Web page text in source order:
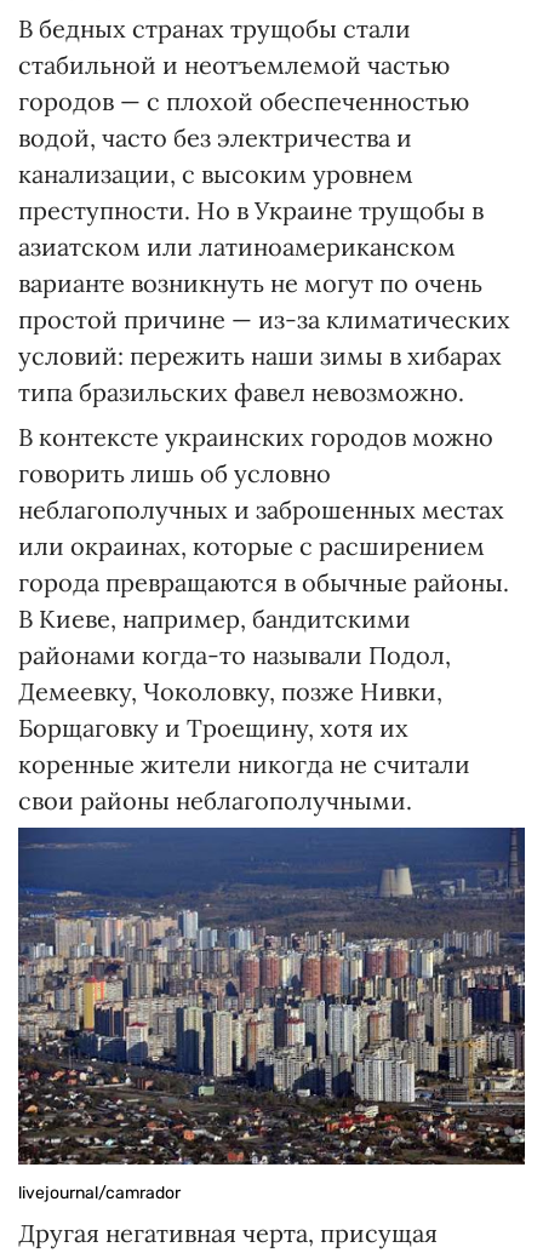
В бедных странах трущобы стали
стабильной и неотъемлемой частью
городов — с плохой обеспеченностью
водой, часто без электричества и
канализации, с высоким уровнем
преступности. Но в Украине трущобы в
азиатском или латиноамериканском
варианте возникнуть не могут по очень
простой причине — из-за климатических
условий: пережить наши зимы в хибарах
типа бразильских фавел невозможно.
В контексте украинских городов можно
говорить лишь об условно
неблагополучных и заброшенных местах
или окраинах, которые с расширением
города превращаются в обычные районы.
В Киеве, например, бандитскими
районами когда-то называли Подол,
Демеевку, Чоколовку, позже Нивки,
Борщаговку и Троещину, хотя их
коренные жители никогда не считали
свои районы неблагополучными.
livejournal/camrador
Другая негативная черта, присущая